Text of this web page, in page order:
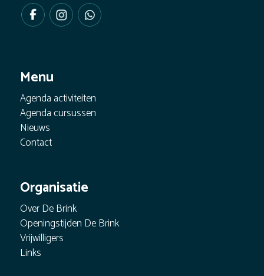
Menu
Agenda activiteiten
Agenda cursussen
Nieuws
Contact
Organisatie
Over De Brink
Openingstijden De Brink
Vrijwilligers
Links